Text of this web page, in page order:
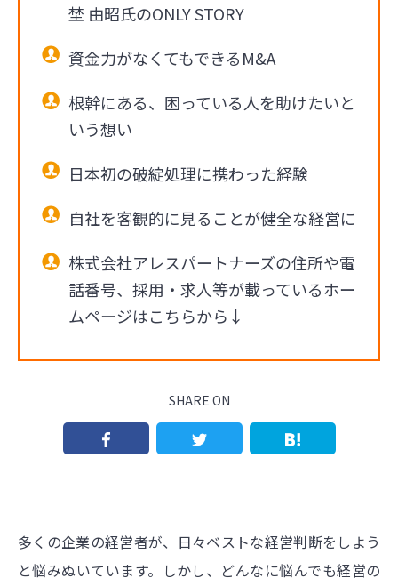
埜 由昭氏のONLY STORY
資金力がなくてもできるM&A
根幹にある、困っている人を助けたいと
いう想い
日本初の破綻処理に携わった経験
自社を客観的に見ることが健全な経営に
株式会社アレスパートナーズの住所や電
話番号、採用・求人等が載っているホー
ムページはこちらから↓
SHARE ON
多くの企業の経営者が、日々ベストな経営判断をしよう
と悩みぬいています。しかし、どんなに悩んでも経営の